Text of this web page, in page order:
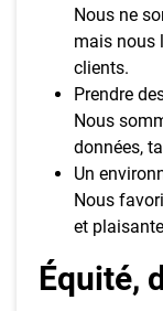
Nous ne
mais nous
clients.
Prendre
Nous
données,
Un
Nous
et
Équité,